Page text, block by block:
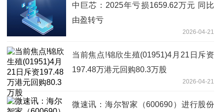
中巨芯：2025年亏损1659.62万元 同比
由盈转亏
2026-04-21
当前焦点!锦欣生殖(01951)4月21日斥资
197.48万港元回购80.3万股
2026-04-21
微速讯：海尔智家（600690）进行股份